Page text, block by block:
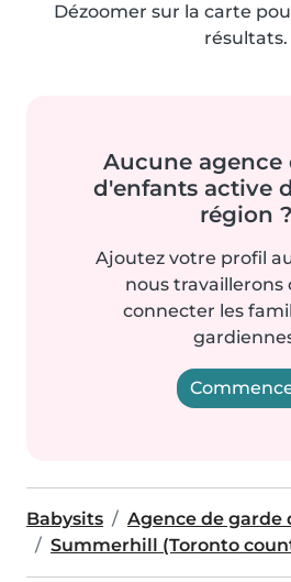
Dézoomer sur la carte
résultats.
Aucune agence
d'enfants active
région ?
Ajoutez votre profil
nous travaillerons
connecter les
Babysits
Agence de garde
Summerhill (Toronto